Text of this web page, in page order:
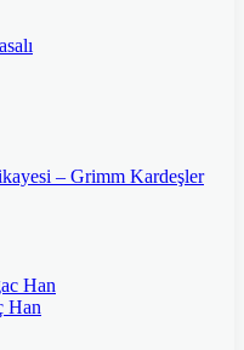
– Grimm Kardeşler
Han